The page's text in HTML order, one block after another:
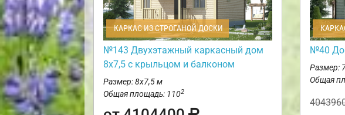
КАРКАС ИЗ СТРОГАНОЙ ДОСКИ
№143 Двухэтажный каркасный дом
8х7,5 с крыльцом и балконом
Размер: 8х7,5 м
Общая площадь: 1102
№40
Размер:
Общая